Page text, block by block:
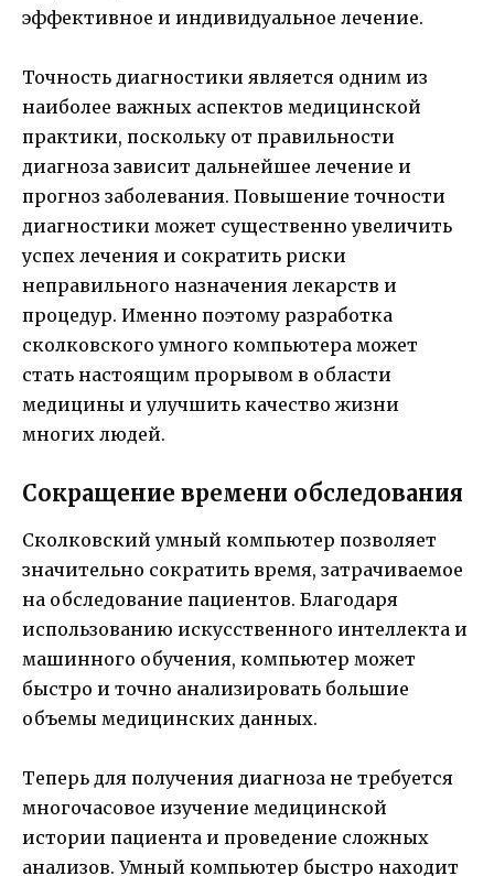
эффективное и индивидуальное лечение.
Точность диагностики является одним из
наиболее важных аспектов медицинской
практики, поскольку от правильности
диагноза зависит дальнейшее лечение и
прогноз заболевания. Повышение точности
диагностики может существенно увеличить
успех лечения и сократить риски
неправильного назначения лекарств и
процедур. Именно поэтому разработка
сколковского умного компьютера может
стать настоящим прорывом в области
медицины и улучшить качество жизни
многих людей.
Сокращение времени обследования
Сколковский умный компьютер позволяет
значительно сократить время, затрачиваемое
на обследование пациентов. Благодаря
использованию искусственного интеллекта и
машинного обучения, компьютер может
быстро и точно анализировать большие
объемы медицинских данных.
Теперь для получения диагноза не требуется
многочасовое изучение медицинской
истории пациента и проведение сложных
анализов. Умный компьютер быстро находит